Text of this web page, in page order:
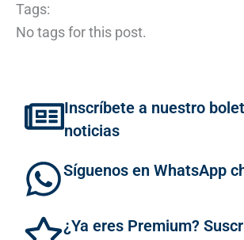
Tags:
No tags for this post.
Inscríbete a nuestro
noticias
Síguenos en WhatsApp
¿Ya eres Premium?